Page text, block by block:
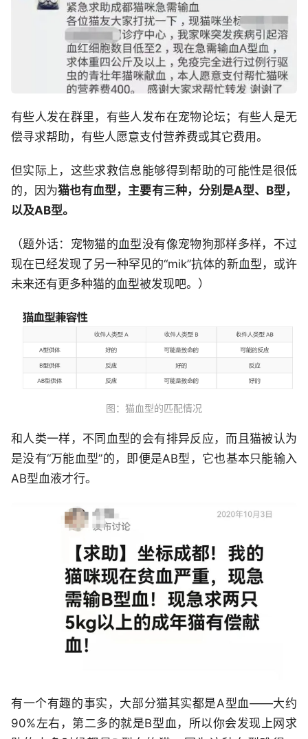
有些人发在群里，有些人发布在宠物论坛；有些人是无
偿寻求帮助，有些人愿意支付营养费或其它费用。
但实际上，这些求救信息能够得到帮助的可能性是很低
的，因为猫也有血型，主要有三种，分别是A型、B型，
以及AB型。
（题外话：宠物猫的血型没有像宠物狗那样多样，不过
现在已经发现了另一种罕见的“mik”抗体的新血型，或许
未来还有更多种猫的血型被发现吧。）
图：猫血型的匹配情况
和人类一样，不同血型的会有排异反应，而且猫被认为
是没有“万能血型”的，即便是AB型，它也基本只能输入
AB型血液才行。
有一个有趣的事实，大部分猫其实都是A型血——大约
90%左右，第二多的就是B型血，所以你会发现上网求